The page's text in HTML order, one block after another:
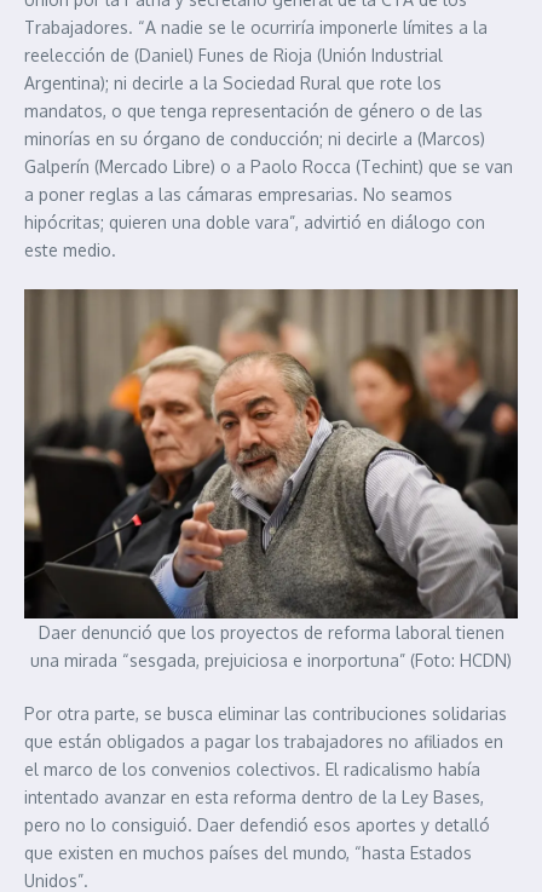
Trabajadores. “A nadie se le ocurriría imponerle límites a la
reelección de (Daniel) Funes de Rioja (Unión Industrial
Argentina); ni decirle a la Sociedad Rural que rote los
mandatos, o que tenga representación de género o de las
minorías en su órgano de conducción; ni decirle a (Marcos)
Galperín (Mercado Libre) o a Paolo Rocca (Techint) que se van
a poner reglas a las cámaras empresarias. No seamos
hipócritas; quieren una doble vara”, advirtió en diálogo con
este medio.
Daer denunció que los proyectos de reforma laboral tienen
una mirada “sesgada, prejuiciosa e inorportuna” (Foto: HCDN)
Por otra parte, se busca eliminar las contribuciones solidarias
que están obligados a pagar los trabajadores no afiliados en
el marco de los convenios colectivos. El radicalismo había
intentado avanzar en esta reforma dentro de la Ley Bases,
pero no lo consiguió. Daer defendió esos aportes y detalló
que existen en muchos países del mundo, “hasta Estados
Unidos”.